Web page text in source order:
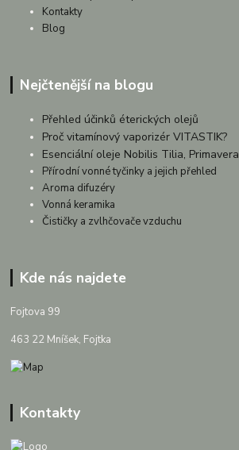
Kontakty
Blog
Nejčtenější na blogu
Přehled účinků éterických olejů
Proč vitamínový vaporizér VITASTIK?
Esenciální oleje Nobilis Tilia, Primavera
Přírodní vonné tyčinky a jejich přehled
Aroma difuzéry
Vonná keramika
Čističky a zvlhčovače vzduchu
Kde nás najdete
Fojtova 99
463 22 Mníšek, Fojtka
Kontakty